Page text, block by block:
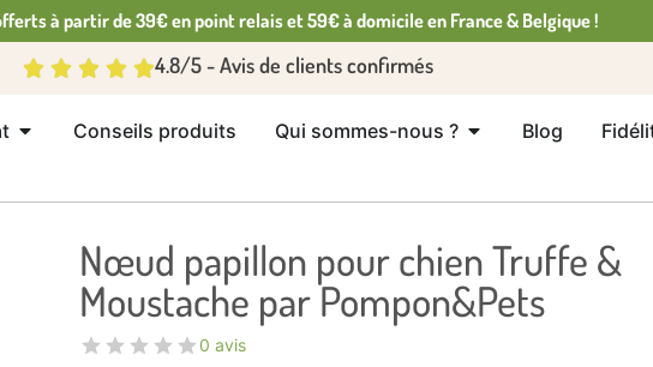
à partir de 39€ en point relais et 59€ à domicile en France & Belgique !
4.8/5 - Avis de clients confirmés
Conseils produits Qui sommes-nous ? Blog
Nœud papillon pour chien Truffe &
Moustache par Pompon&Pets
0 avis